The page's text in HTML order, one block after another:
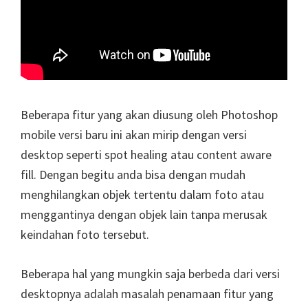
Beberapa fitur yang akan diusung oleh Photoshop
mobile versi baru ini akan mirip dengan versi
desktop seperti spot healing atau content aware
fill. Dengan begitu anda bisa dengan mudah
menghilangkan objek tertentu dalam foto atau
menggantinya dengan objek lain tanpa merusak
keindahan foto tersebut.
Beberapa hal yang mungkin saja berbeda dari versi
desktopnya adalah masalah penamaan fitur yang